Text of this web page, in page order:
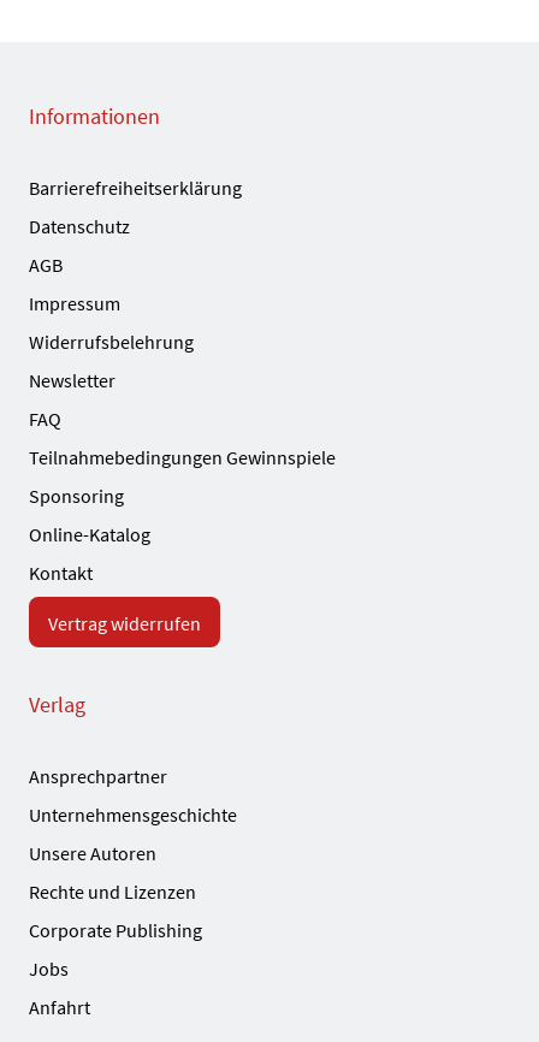
Informationen
Barrierefreiheitserklärung
Datenschutz
AGB
Impressum
Widerrufsbelehrung
Newsletter
FAQ
Teilnahmebedingungen Gewinnspiele
Sponsoring
Online-Katalog
Kontakt
Vertrag widerrufen
Verlag
Ansprechpartner
Unternehmensgeschichte
Unsere Autoren
Rechte und Lizenzen
Corporate Publishing
Jobs
Anfahrt